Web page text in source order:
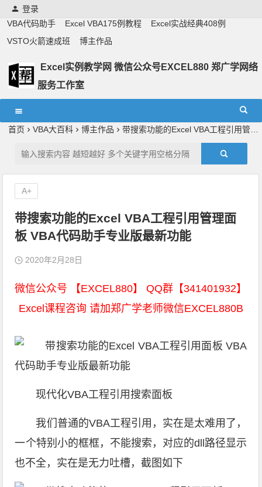
登录
VBA代码助手
Excel VBA175例教程
Excel实战经典408例
VSTO火箭速成班
博主作品
Excel实例教学网 微信公众号EXCEL880 郑广学网络
服务工作室
首页
VBA大百科 博主作品 带搜索功能的Excel VBA工程引用管理面板 VBA代码助手专业版最新功能
带搜索功能的Excel VBA工程引用管理面
板 VBA代码助手专业版最新功能
2020年2月28日
微信公众号 【EXCEL880】 QQ群【341401932】
Excel课程咨询 请加郑广学老师微信EXCEL880B
现代化VBA工程引用搜索面板
我们普通的VBA工程引用，实在是太难用了，
一个特别小的框框，不能搜索，对应的dll路径显示
也不全，实在是无力吐槽，截图如下
A+